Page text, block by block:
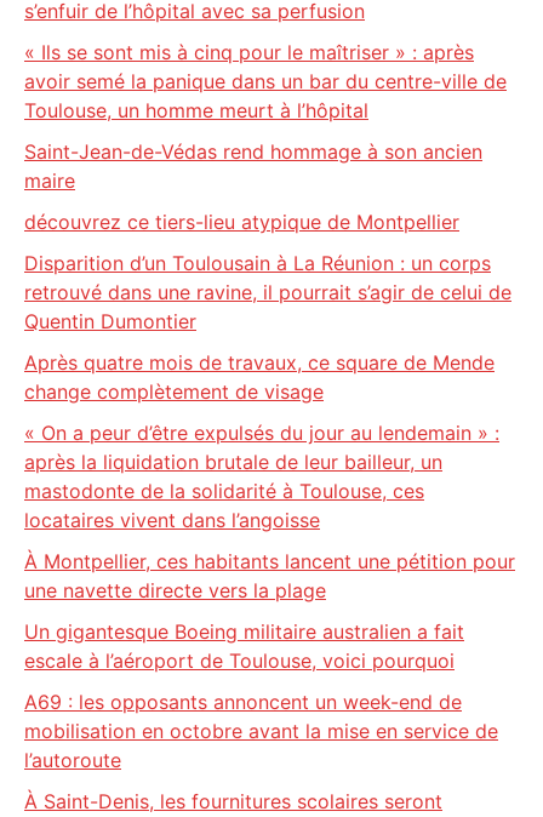
s’enfuir de l’hôpital avec sa perfusion
« Ils se sont mis à cinq pour le maîtriser » : après
avoir semé la panique dans un bar du centre-ville de
Toulouse, un homme meurt à l’hôpital
Saint-Jean-de-Védas rend hommage à son ancien
maire
découvrez ce tiers-lieu atypique de Montpellier
Disparition d’un Toulousain à La Réunion : un corps
retrouvé dans une ravine, il pourrait s’agir de celui de
Quentin Dumontier
Après quatre mois de travaux, ce square de Mende
change complètement de visage
« On a peur d’être expulsés du jour au lendemain » :
après la liquidation brutale de leur bailleur, un
mastodonte de la solidarité à Toulouse, ces
locataires vivent dans l’angoisse
À Montpellier, ces habitants lancent une pétition pour
une navette directe vers la plage
Un gigantesque Boeing militaire australien a fait
escale à l’aéroport de Toulouse, voici pourquoi
A69 : les opposants annoncent un week-end de
mobilisation en octobre avant la mise en service de
l’autoroute
À Saint-Denis, les fournitures scolaires seront